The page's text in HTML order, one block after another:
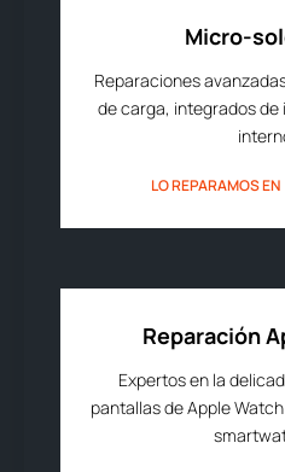
Micro-
Reparaciones
de carga, integrados
LO REPARAMOS EN
Reparación
Expertos en la
pantallas de Apple